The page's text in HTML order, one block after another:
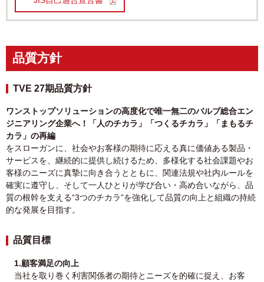
品質方針
TVE 27期品質方針
ワンストップソリューションの高度化で唯一無二のバルブ総合エン
ジニアリング企業へ！「人のチカラ」「つくるチカラ」「まもるチ
カラ」の再編
をスローガンに、社会やお客様の期待に応える真に価値ある製品・
サービスを、継続的に提供し続けるため、多様化する社会課題やお
客様のニーズに真摯に向き合うとともに、関連法規や社内ルールを
確実に遵守し、そして一人ひとりが学び合い・高め合いながら、品
質の根幹を支える“3つのチカラ”を強化して品質の向上と組織の持続
的な発展を目指す。
品質目標
1.顧客満足の向上
当社を取り巻く利害関係者の期待とニーズを的確に捉え、お客